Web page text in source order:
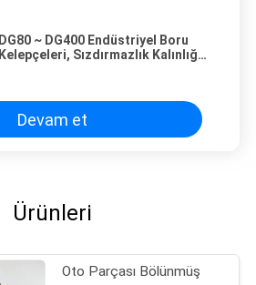
DG80 ~ DG400 Endüstriyel Boru
Kelepçeleri, Sızdırmazlık Kalınlığı
Devam et
Ürünleri
Oto Parçası Bölünmüş